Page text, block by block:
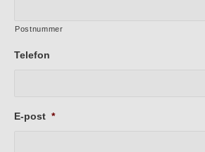
Postnummer
Telefon
E-post *